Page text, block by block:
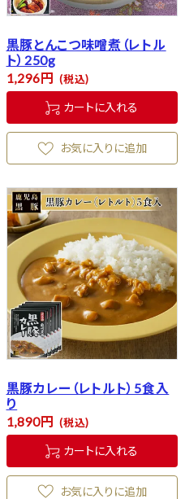
黒豚とんこつ味噌煮（レトル
ト）250g
1,296 税込
カートに入れる
お気に入りに追加
黒豚カレー（レトルト）5食入
り
1,890 税込
カートに入れる
お気に入りに追加